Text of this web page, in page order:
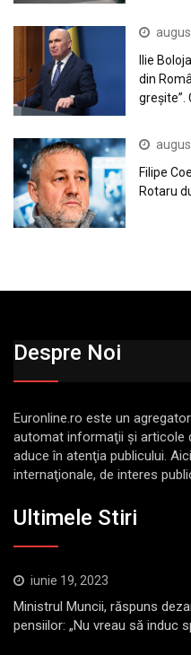
Ilie
din
greșite”.
Filipe
Rotaru
Despre Noi
Euronline.ro este un
automat informaţii şi articole
aduce în atenţia publicului.
internaţionale, de interes
Ultimele Stiri
iunie 19, 2023
Ministrul Muncii, răspuns
pensiilor: „Nu vreau să induc